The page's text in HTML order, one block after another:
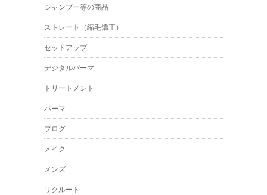
シャンプー等の商品
ストレート（縮毛矯正）
セットアップ
デジタルパーマ
トリートメント
パーマ
ブログ
メイク
メンズ
リクルート